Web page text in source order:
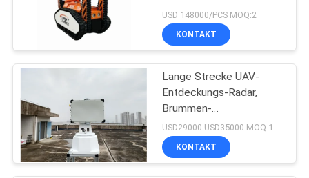
USD 148000/PCS MOQ:2
KONTAKT
Lange Strecke UAV-
Entdeckungs-Radar,
Brummen-
Überwachungsradar
KONTAKT